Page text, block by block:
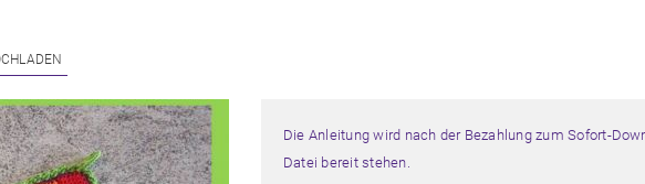
Die Anleitung wird nach der Bezahlung zum Sofort-
Datei bereit stehen.